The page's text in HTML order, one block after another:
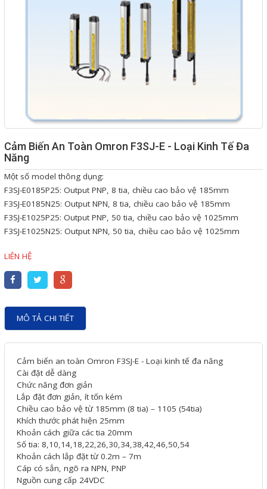
Cảm Biến An Toàn Omron F3SJ-E - Loại Kinh Tế Đa
Năng
Một số model thông dụng:
F3SJ-E0185P25: Output PNP, 8 tia, chiều cao bảo vệ 185mm
F3SJ-E0185N25: Output NPN, 8 tia, chiều cao bảo vệ 185mm
F3SJ-E1025P25: Output PNP, 50 tia, chiều cao bảo vệ 1025mm
F3SJ-E1025N25: Output NPN, 50 tia, chiều cao bảo vệ 1025mm
LIÊN HỆ
MÔ TẢ CHI TIẾT
Cảm biến an toàn Omron F3SJ-E - Loại kinh tế đa năng
Cài đặt dễ dàng
Chức năng đơn giản
Lắp đặt đơn giản, ít tốn kém
Chiều cao bảo vệ từ 185mm (8 tia) – 1105 (54tia)
Khích thước phát hiện 25mm
Khoản cách giữa các tia 20mm
Số tia: 8,10,14,18,22,26,30,34,38,42,46,50,54
Khoản cách lắp đặt từ 0.2m – 7m
Cáp có sẳn, ngõ ra NPN, PNP
Nguồn cung cấp 24VDC
Giải pháp quản lý bằng mã
Bảng LED điện tử
Bảng điện tử năng suất
độ ẩm
Đồng hồ thời gian thực
Máy dò kim loại
Màn hình cảm ứng HMI
PLC - Bộ lập trình PLC
Biến tần
Motor Servo / Driver Servo
Cáp lập trình PLC - HMI -
Servo
Cân Điện Tử
truyền và lưu trữ dữ liệu
Thiết bị điều khiển và giám
Thiết bị cảnh báo
Thiết bị đo lường - Cảm biến
Bộ điều khiển nhiệt độ